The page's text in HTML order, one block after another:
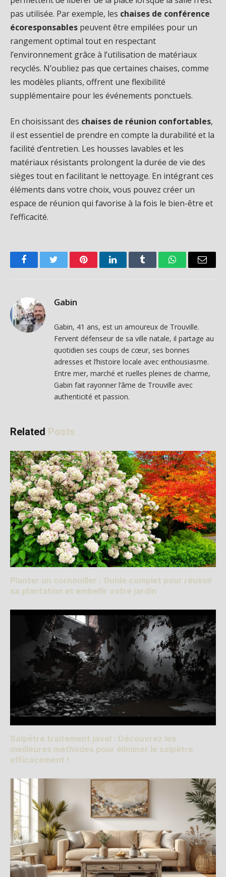
pas utilisée. Par exemple, les chaises de conférence
écoresponsables peuvent être empilées pour un
rangement optimal tout en respectant
l’environnement grâce à l’utilisation de matériaux
recyclés. N’oubliez pas que certaines chaises, comme
les modèles pliants, offrent une flexibilité
supplémentaire pour les événements ponctuels.
En choisissant des chaises de réunion confortables,
il est essentiel de prendre en compte la durabilité et la
facilité d’entretien. Les housses lavables et les
matériaux résistants prolongent la durée de vie des
sièges tout en facilitant le nettoyage. En intégrant ces
éléments dans votre choix, vous pouvez créer un
espace de réunion qui favorise à la fois le bien-être et
l’efficacité.
FacebookTwitter PinterestLinkedInTumblr WhatsAppEmail
Gabin
Gabin, 41 ans, est un amoureux de Trouville.
Fervent défenseur de sa ville natale, il partage au
quotidien ses coups de cœur, ses bonnes
adresses et l’histoire locale avec enthousiasme.
Entre mer, marché et ruelles pleines de charme,
Gabin fait rayonner l’âme de Trouville avec
authenticité et passion.
Related Posts
Planter un cornouiller : Guide complet pour réussir
sa plantation et embellir votre jardin
Salpêtre traitement javel : Découvrez les
meilleures méthodes pour éliminer le salpêtre
efficacement !